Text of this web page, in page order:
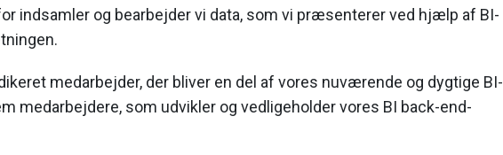
indsamler og bearbejder vi data, som vi præsenterer ved hjælp af BI-
medarbejder, der bliver en del af vores nuværende og dygtige BI-
medarbejdere, som udvikler og vedligeholder vores BI back-end-